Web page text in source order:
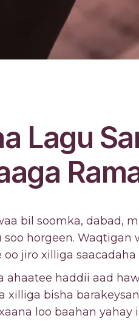
Lagu
bil soomka, dabad,
horgeen. Waqtigan
oo jiro xilliga saacadaha
ahaatee haddii aad
xilliga bisha
loo baahan